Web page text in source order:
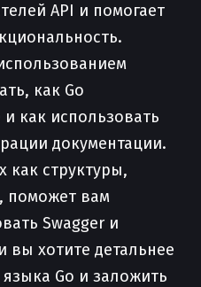
API и помогает
как Go
как использовать
документации.
как структуры,
поможет вам
Swagger и
вы хотите детальнее
Go и заложить